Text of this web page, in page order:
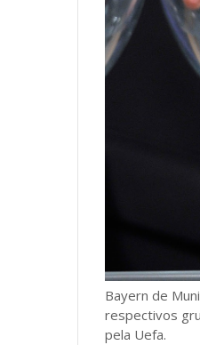
Bayern de
respectivos
pela Uefa.